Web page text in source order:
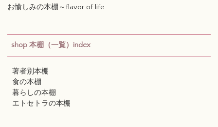
お愉しみの本棚～flavor of life
shop 本棚（一覧）index
著者別本棚
食の本棚
暮らしの本棚
エトセトラの本棚